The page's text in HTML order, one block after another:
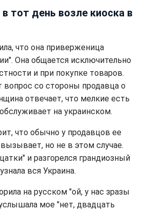
тот день возле киоска в
что она приверженица
Она общается исключительно
и при покупке товаров.
вопрос со стороны продавца о
отвечает, что мелкие есть
на украинском.
что обычно у продавцов ее
но не в этом случае.
и разгорелся грандиозный
вся Украина.
на русском "ой, у нас зразы
мое "нет, двадцать